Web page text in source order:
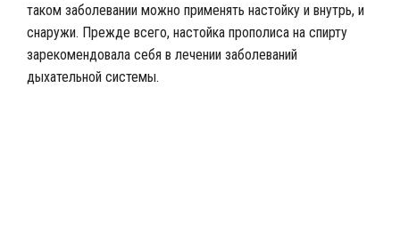
таком заболевании можно применять настойку и внутрь, и
снаружи. Прежде всего, настойка прополиса на спирту
зарекомендовала себя в лечении заболеваний
дыхательной системы.